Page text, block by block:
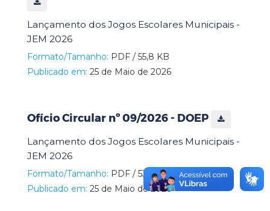
Lançamento dos Jogos Escolares Municipais -
JEM 2026
Formato/Tamanho: PDF / 55,8 KB
Publicado em: 25 de Maio de 2026
Ofício Circular nº 09/2026 - DOEP
Lançamento dos Jogos Escolares Municipais -
JEM 2026
Formato/Tamanho: PDF / 53,5 KB
Publicado em: 25 de Maio de 2026